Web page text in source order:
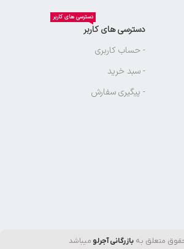
دسترسی های کاربر
دسترسی های کاربر
- حساب کاربری
- سبد خرید
- پیگیری سفارش
متعلق بهبازرگانی آجرلو میباشد